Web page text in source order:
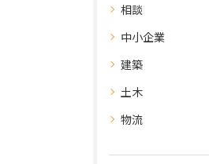
相談
中小企業
建築
土木
物流